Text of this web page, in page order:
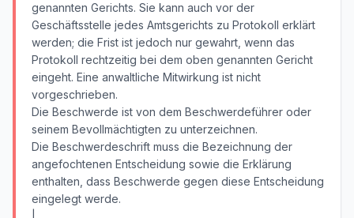
genannten Gerichts. Sie kann auch vor der
Geschäftsstelle jedes Amtsgerichts zu Protokoll erklärt
werden; die Frist ist jedoch nur gewahrt, wenn das
Protokoll rechtzeitig bei dem oben genannten Gericht
eingeht. Eine anwaltliche Mitwirkung ist nicht
vorgeschrieben.
Die Beschwerde ist von dem Beschwerdeführer oder
seinem Bevollmächtigten zu unterzeichnen.
Die Beschwerdeschrift muss die Bezeichnung der
angefochtenen Entscheidung sowie die Erklärung
enthalten, dass Beschwerde gegen diese Entscheidung
eingelegt werde.